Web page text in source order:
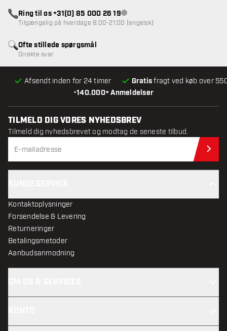
•140.000+ Anmeldelser
Afsendt inden for 24 timer Gratisfragt ved køb over
Ofte stillede spørgsmål
Direkte svar
Ring til os +31(0) 85 000 26 19Kundeservice ikke tilgængelig
Tilgængelig på hverdage 8:00-21:00 (engelsk)
TILMELD DIG VORES NYHEDSBREV
Tilmeld dig nyhedsbrevet og modtag de seneste tilbud.
Kontaktoplysninger
Forsendelse & Levering
Returneringer
Betalingsmetoder
Aanbudsanmodning